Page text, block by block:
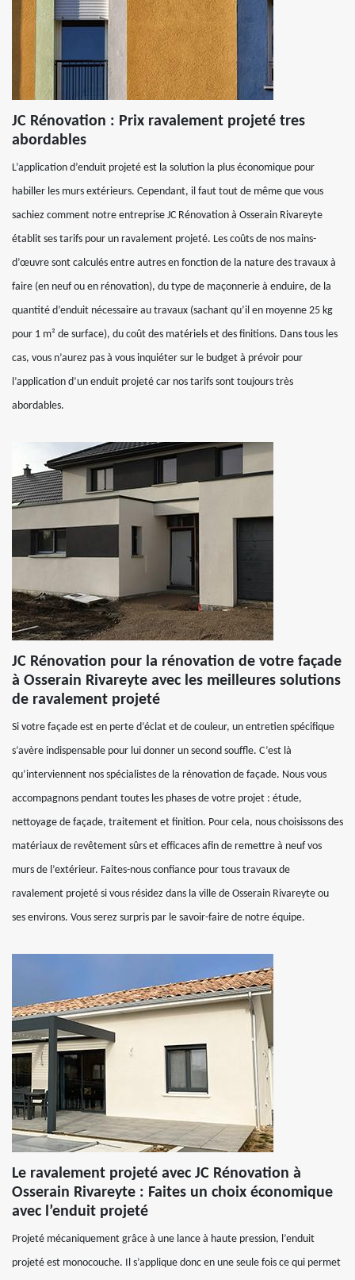
JC Rénovation : Prix ravalement projeté tres
abordables
L’application d’enduit projeté est la solution la plus économique pour
habiller les murs extérieurs. Cependant, il faut tout de même que vous
sachiez comment notre entreprise JC Rénovation à Osserain Rivareyte
établit ses tarifs pour un ravalement projeté. Les coûts de nos mains-
d’œuvre sont calculés entre autres en fonction de la nature des travaux à
faire (en neuf ou en rénovation), du type de maçonnerie à enduire, de la
quantité d’enduit nécessaire au travaux (sachant qu’il en moyenne 25 kg
pour 1 m² de surface), du coût des matériels et des finitions. Dans tous les
cas, vous n’aurez pas à vous inquiéter sur le budget à prévoir pour
l’application d’un enduit projeté car nos tarifs sont toujours très
abordables.
JC Rénovation pour la rénovation de votre façade
à Osserain Rivareyte avec les meilleures solutions
de ravalement projeté
Si votre façade est en perte d’éclat et de couleur, un entretien spécifique
s’avère indispensable pour lui donner un second souffle. C’est là
qu’interviennent nos spécialistes de la rénovation de façade. Nous vous
accompagnons pendant toutes les phases de votre projet : étude,
nettoyage de façade, traitement et finition. Pour cela, nous choisissons des
matériaux de revêtement sûrs et efficaces afin de remettre à neuf vos
murs de l’extérieur. Faites-nous confiance pour tous travaux de
ravalement projeté si vous résidez dans la ville de Osserain Rivareyte ou
ses environs. Vous serez surpris par le savoir-faire de notre équipe.
Le ravalement projeté avec JC Rénovation à
Osserain Rivareyte : Faites un choix économique
avec l’enduit projeté
Projeté mécaniquement grâce à une lance à haute pression, l’enduit
projeté est monocouche. Il s’applique donc en une seule fois ce qui permet